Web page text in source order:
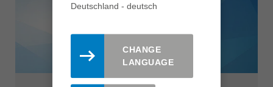
Deutschland - deutsch
CHANGE
LANGUAGE